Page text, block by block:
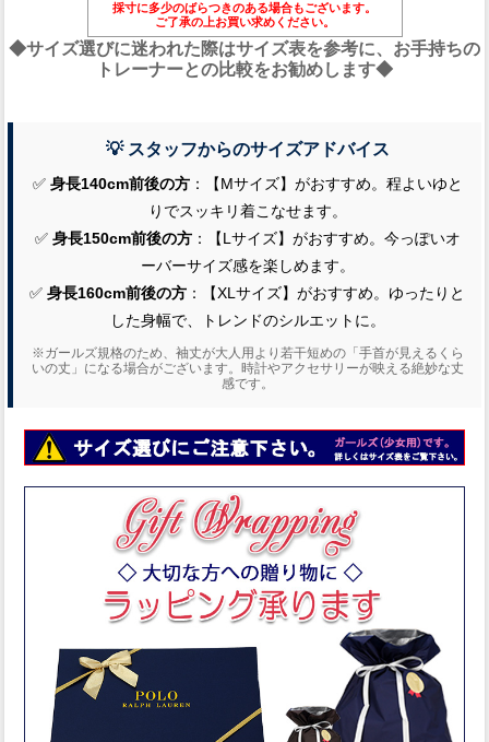
採寸に多少のばらつきのある場合もございます。
ご了承の上お買い求めください。
◆サイズ選びに迷われた際はサイズ表を参考に、お手持ちの
トレーナーとの比較をお勧めします◆
💡 スタッフからのサイズアドバイス
✅ 身長140cm前後の方：【Mサイズ】がおすすめ。程よいゆと
りでスッキリ着こなせます。
✅ 身長150cm前後の方：【Lサイズ】がおすすめ。今っぽいオ
ーバーサイズ感を楽しめます。
✅ 身長160cm前後の方 ：【XLサイズ】がおすすめ。ゆったりと
した身幅で、トレンドのシルエットに。
※ガールズ規格のため、袖丈が大人用より若干短めの「手首が見えるくら
いの丈」になる場合がございます。時計やアクセサリーが映える絶妙な丈
感です。